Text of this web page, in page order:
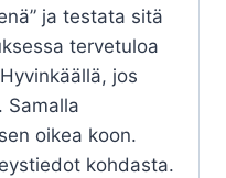
ja testata sitä
tervetuloa
jos
Samalla
oikea koon.
kohdasta.